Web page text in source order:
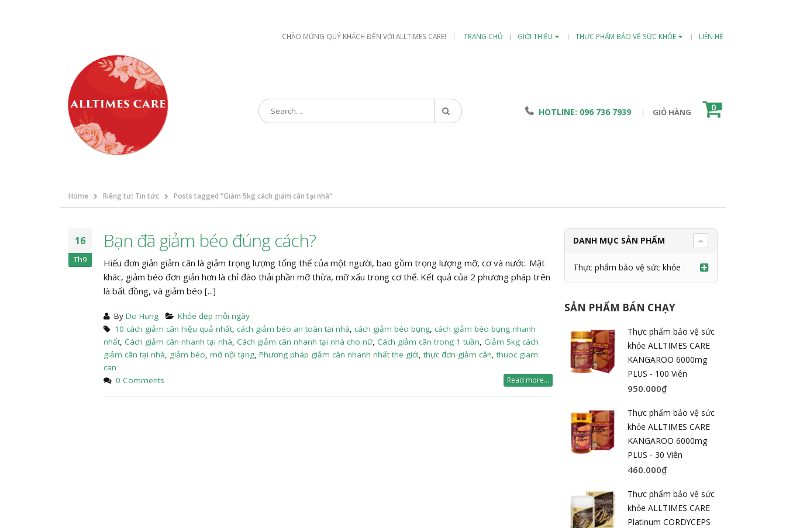
CHÀO MỪNG QUÝ KHÁCH ĐẾN VỚI ALLTIMES CARE! | TRANG CHỦ GIỚI THIỆU THỰC PHẨM BẢO VỆ SỨC KHỎE LIÊN HỆ
HOTLINE: 096 736 7939 | GIỎ HÀNG 0
Home Riêng tư: Tin tức Posts tagged “Giảm 5kg cách giảm cân tại nhà”
16
Th9
Bạn đã giảm béo đúng cách?
Hiểu đơn giản giảm cân là giảm trọng lượng tổng thể của một người, bao gồm trọng lượng mỡ, cơ và nước. Mặt
khác, giảm béo đơn giản hơn là chỉ đào thải phần mỡ thừa, mỡ xấu trong cơ thể. Kết quả của 2 phương pháp trên
là bất đồng, và giảm béo [...]
By Do Hung
Khỏe đẹp mỗi ngày
10 cách giảm cân hiệu quả nhất, cách giảm béo an toàn tại nhà, cách giảm béo bụng, cách giảm béo bụng nhanh
nhất, Cách giảm cân nhanh tại nhà, Cách giảm cân nhanh tại nhà cho nữ, Cách giảm cân trong 1 tuần, Giảm 5kg cách
giảm cân tại nhà, giảm béo, mỡ nội tạng, Phương pháp giảm cân nhanh nhất the giới, thực đơn giảm cân, thuoc giam
can
0 Comments
Read more...
DANH MỤC SẢN PHẨM
Thực phẩm bảo vệ sức khỏe
SẢN PHẨM BÁN CHẠY
Thực phẩm bảo vệ sức
khỏe ALLTIMES CARE
KANGAROO 6000mg
PLUS - 100 Viên
950.000₫
Thực phẩm bảo vệ sức
khỏe ALLTIMES CARE
KANGAROO 6000mg
PLUS - 30 Viên
460.000₫
Thực phẩm bảo vệ sức
khỏe ALLTIMES CARE
Platinum CORDYCEPS